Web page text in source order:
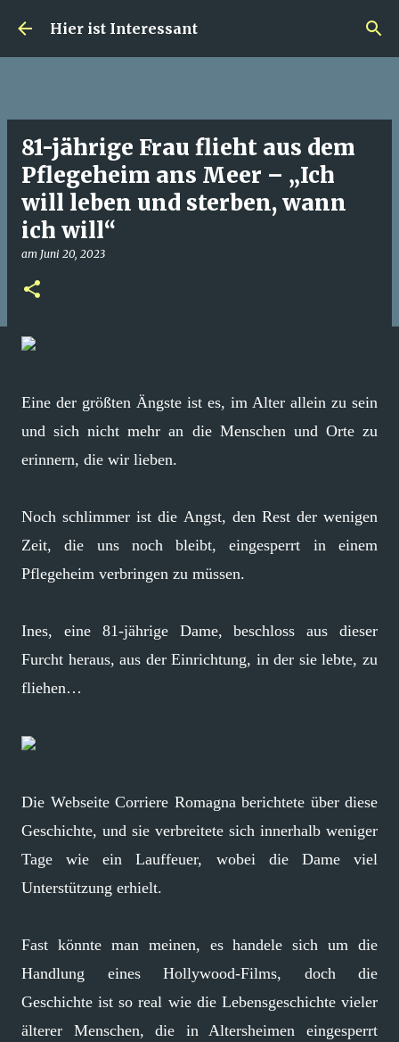
Direkt zum Hauptbereich
Hier ist Interessant
81-jährige Frau flieht aus dem
Pflegeheim ans Meer – „Ich
will leben und sterben, wann
ich will“
am Juni 20, 2023
Eine der größten Ängste ist es, im Alter allein zu sein
und sich nicht mehr an die Menschen und Orte zu
erinnern, die wir lieben.
Noch schlimmer ist die Angst, den Rest der wenigen
Zeit, die uns noch bleibt, eingesperrt in einem
Pflegeheim verbringen zu müssen.
Ines, eine 81-jährige Dame, beschloss aus dieser
Furcht heraus, aus der Einrichtung, in der sie lebte, zu
fliehen…
Die Webseite Corriere Romagna berichtete über diese
Geschichte, und sie verbreitete sich innerhalb weniger
Tage wie ein Lauffeuer, wobei die Dame viel
Unterstützung erhielt.
Fast könnte man meinen, es handele sich um die
Handlung eines Hollywood-Films, doch die
Geschichte ist so real wie die Lebensgeschichte vieler
älterer Menschen, die in Altersheimen eingesperrt